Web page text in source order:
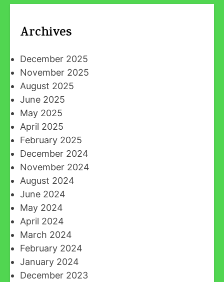
Archives
December 2025
November 2025
August 2025
June 2025
May 2025
April 2025
February 2025
December 2024
November 2024
August 2024
June 2024
May 2024
April 2024
March 2024
February 2024
January 2024
December 2023